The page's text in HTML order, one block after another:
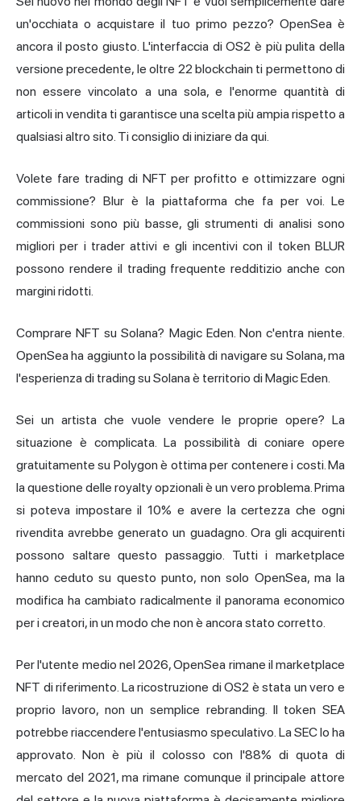
un'occhiata o acquistare il tuo primo pezzo? OpenSea è
ancora il posto giusto. L'interfaccia di OS2 è più pulita della
versione precedente, le oltre 22 blockchain ti permettono di
non essere vincolato a una sola, e l'enorme quantità di
articoli in vendita ti garantisce una scelta più ampia rispetto a
qualsiasi altro sito. Ti consiglio di iniziare da qui.
Volete fare trading di NFT per profitto e ottimizzare ogni
commissione? Blur è la piattaforma che fa per voi. Le
commissioni sono più basse, gli strumenti di analisi sono
migliori per i trader attivi e gli incentivi con il token BLUR
possono rendere il trading frequente redditizio anche con
margini ridotti.
Comprare NFT su Solana? Magic Eden . Non c'entra niente.
OpenSea ha aggiunto la possibilità di navigare su Solana, ma
l'esperienza di trading su Solana è territorio di Magic Eden.
Sei un artista che vuole vendere le proprie opere? La
situazione è complicata. La possibilità di coniare opere
gratuitamente su Polygon è ottima per contenere i costi. Ma
la questione delle royalty opzionali è un vero problema. Prima
si poteva impostare il 10% e avere la certezza che ogni
rivendita avrebbe generato un guadagno. Ora gli acquirenti
possono saltare questo passaggio. Tutti i marketplace
hanno ceduto su questo punto, non solo OpenSea, ma la
modifica ha cambiato radicalmente il panorama economico
per i creatori, in un modo che non è ancora stato corretto.
Per l'utente medio nel 2026, OpenSea rimane il marketplace
NFT di riferimento. La ricostruzione di OS2 è stata un vero e
proprio lavoro, non un semplice rebranding. Il token SEA
potrebbe riaccendere l'entusiasmo speculativo. La SEC lo ha
approvato. Non è più il colosso con l'88% di quota di
mercato del 2021, ma rimane comunque il principale attore